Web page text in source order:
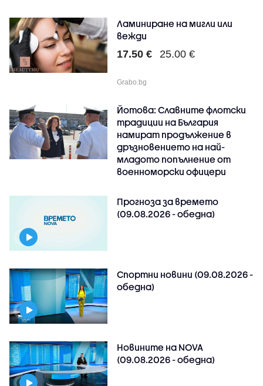
Ламиниране на мигли или
вежди
17.50 € 25.00 €
Grabo.bg
Йотова: Славните флотски
традиции на България
намират продължение в
дръзновението на най-
младото попълнение от
военноморски офицери
Прогноза за времето
(09.08.2026 - обедна)
Спортни новини (09.08.2026 -
обедна)
Новините на NOVA
(09.08.2026 - обедна)